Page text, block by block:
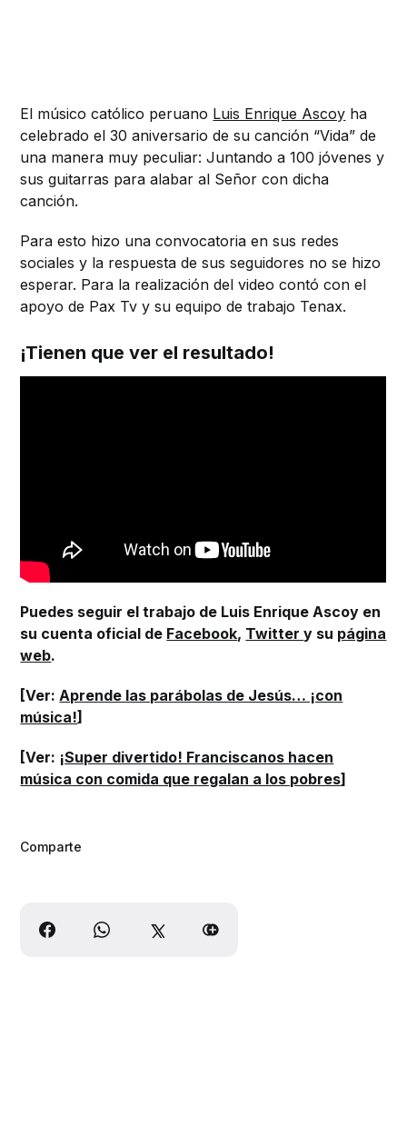
El músico católico peruano Luis Enrique Ascoy ha
celebrado el 30 aniversario de su canción “Vida” de
una manera muy peculiar: Juntando a 100 jóvenes y
sus guitarras para alabar al Señor con dicha
canción.
Para esto hizo una convocatoria en sus redes
sociales y la respuesta de sus seguidores no se hizo
esperar. Para la realización del video contó con el
apoyo de Pax Tv y su equipo de trabajo Tenax.
¡Tienen que ver el resultado!
Puedes seguir el trabajo de Luis Enrique Ascoy en
su cuenta oficial de Facebook, Twittery su página
web.
[Ver: Aprende las parábolas de Jesús… ¡con
música!]
[Ver: ¡Super divertido! Franciscanos hacen
música con comida que regalan a los pobres]
Comparte